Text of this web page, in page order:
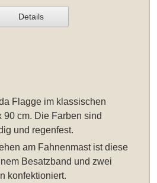
Details
Flagge im klassischen
90 cm. Die Farben sind
und regenfest.
am Fahnenmast ist diese
Besatzband und zwei
konfektioniert.